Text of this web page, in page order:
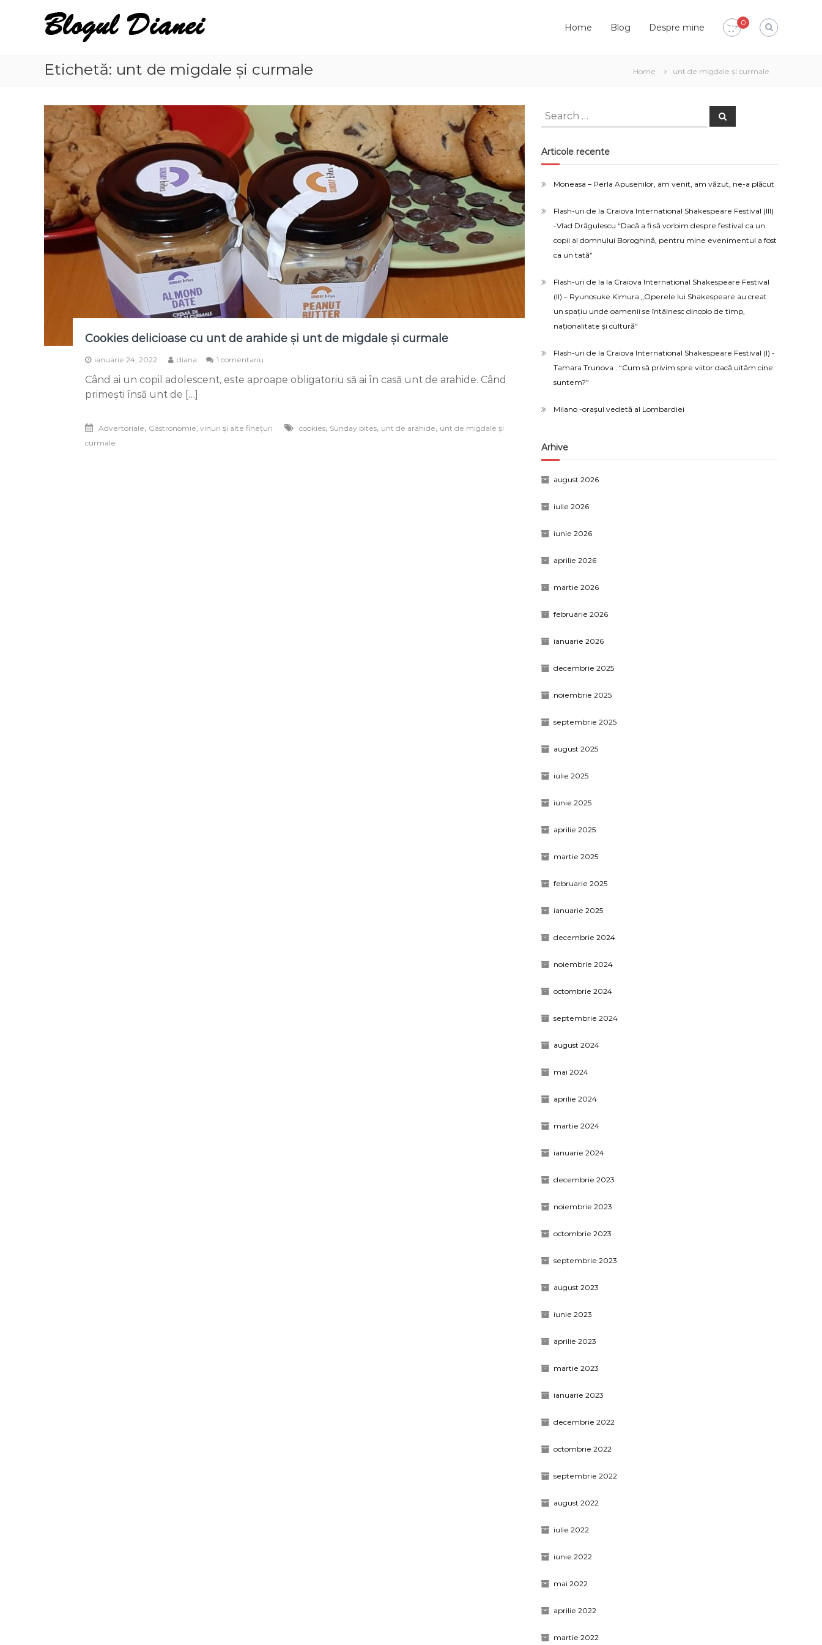
Blogul
Dianei
Blognotes
opinie,
alte
finețuri
Home Blog Despre mine 0
Etichetă: unt de migdale și curmale Home unt de migdale și curmale
Cookies delicioase cu unt de arahide și unt de migdale și curmale
ianuarie 24, 2022 diana 1 comentariu
delicioase
arahide
Când ai un copil adolescent, este aproape obligatoriu să ai în casă unt de arahide. Când
primești însă unt de […]
Advertoriale, Gastronomie, vinuri și alte finețuri cookies, Sunday bites, unt de arahide, unt de migdale și
curmale
Search
for:
Search
Articole recente
Moneasa – Perla Apusenilor, am venit, am văzut, ne-a plăcut
Flash-uri de la Craiova International Shakespeare Festival (III)
-Vlad Drăgulescu “Dacă a fi să vorbim despre festival ca un
copil al domnului Boroghină, pentru mine evenimentul a fost
ca un tată”
Flash-uri de la la Craiova International Shakespeare Festival
(II) – Ryunosuke Kimura „Operele lui Shakespeare au creat
un spațiu unde oamenii se întâlnesc dincolo de timp,
naționalitate și cultură”
Flash-uri de la Craiova International Shakespeare Festival (I) -
Tamara Trunova : “Cum să privim spre viitor dacă uităm cine
suntem?”
Milano -orașul vedetă al Lombardiei
Arhive
august 2026
iulie 2026
iunie 2026
aprilie 2026
martie 2026
februarie 2026
ianuarie 2026
decembrie 2025
noiembrie 2025
septembrie 2025
august 2025
iulie 2025
iunie 2025
aprilie 2025
martie 2025
februarie 2025
ianuarie 2025
decembrie 2024
noiembrie 2024
octombrie 2024
septembrie 2024
august 2024
mai 2024
aprilie 2024
martie 2024
ianuarie 2024
decembrie 2023
noiembrie 2023
octombrie 2023
septembrie 2023
august 2023
iunie 2023
aprilie 2023
martie 2023
ianuarie 2023
decembrie 2022
octombrie 2022
septembrie 2022
august 2022
iulie 2022
iunie 2022
mai 2022
aprilie 2022
martie 2022